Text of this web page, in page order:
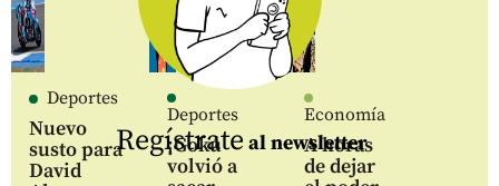
Deportes
Nuevo
susto para
David
Deportes
¡Gokú
volvió a
Economía
A horas
de dejar
Regístrate al newsletter